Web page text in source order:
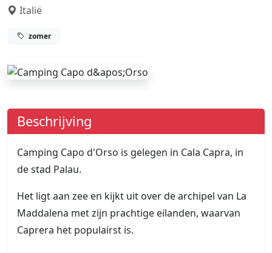
Italië
zomer
Beschrijving
Camping Capo d'Orso is gelegen in Cala Capra, in
de stad Palau.
Het ligt aan zee en kijkt uit over de archipel van La
Maddalena met zijn prachtige eilanden, waarvan
Caprera het populairst is.